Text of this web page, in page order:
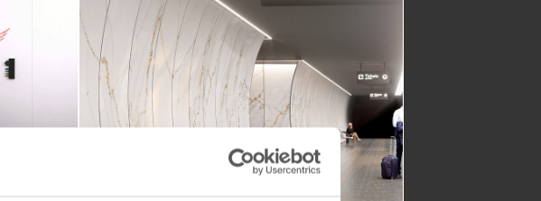
即刻重塑公共空间格调！
以CeramicSteel的坚固与美学魅力，重构 公共设施。